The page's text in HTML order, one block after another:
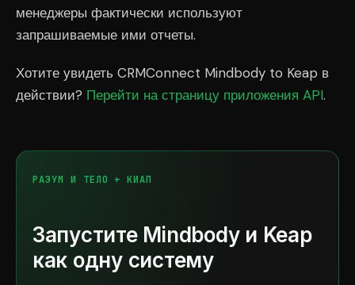
менеджеры фактически используют
запрашиваемые ими отчеты.
Хотите увидеть CRMConnect Mindbody to Keap в
действии? Перейти на страницу приложения API.
РАЗУМ И ТЕЛО + КИАП
Запустите Mindbody и Keap
как одну систему